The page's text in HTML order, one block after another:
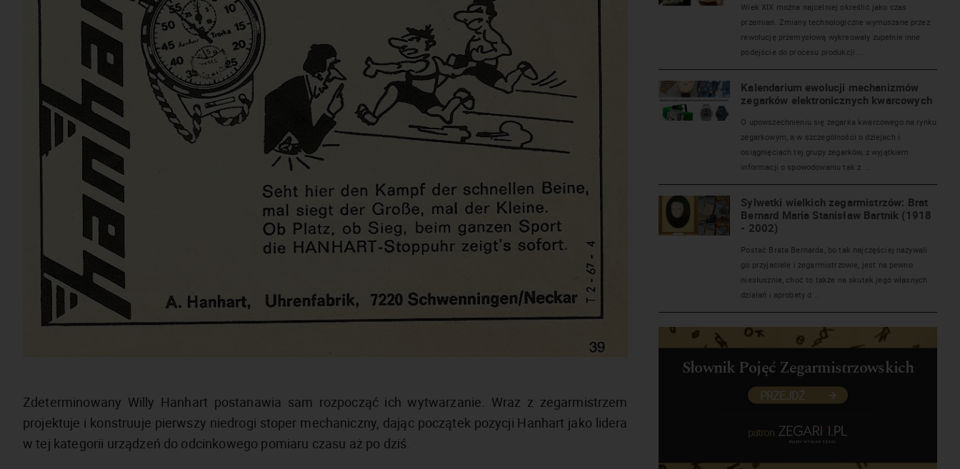
Zdeterminowany Willy Hanhart postanawia sam rozpocząć ich wytwarzanie. Wraz z zegarmistrzem
projektuje i konstruuje pierwszy niedrogi stoper mechaniczny, dając początek pozycji Hanhart jako lidera
w tej kategorii urządzeń do odcinkowego pomiaru czasu aż po dziś.
Wiek XIX można najcelniej określić jako czas
przemian. Zmiany technologiczne wymuszane przez
rewolucję przemysłową wykreowały zupełnie inne
podejście do procesu produkcji ...
Kalendarium ewolucji mechanizmów
zegarków elektronicznych kwarcowych
O upowszechnieniu się zegarka kwarcowego na rynku
zegarkowym, a w szczególności o dziejach i
osiągnięciach tej grupy zegarków, z wyjątkiem
informacji o spowodowaniu tak z ...
Sylwetki wielkich zegarmistrzów: Brat
Bernard Maria Stanisław Bartnik (1918
- 2002)
Postać Brata Bernarda, bo tak najczęściej nazywali
go przyjaciele i zegarmistrzowie, jest na pewno
niesłusznie, choć to także na skutek jego własnych
działań i aprobaty d ...
Słownik Pojęć Zegarmistrzowskich
PRZEJDŹ
patron